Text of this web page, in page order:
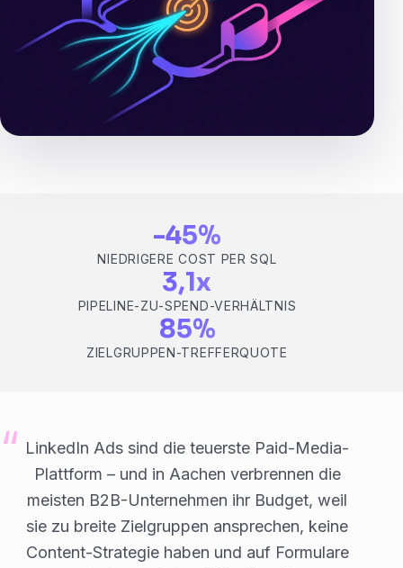
-45%
NIEDRIGERE COST PER SQL
3,1x
PIPELINE-ZU-SPEND-VERHÄLTNIS
85%
ZIELGRUPPEN-TREFFERQUOTE
LinkedIn Ads sind die teuerste Paid-Media-
Plattform – und in Aachen verbrennen die
meisten B2B-Unternehmen ihr Budget, weil
sie zu breite Zielgruppen ansprechen, keine
Content-Strategie haben und auf Formulare